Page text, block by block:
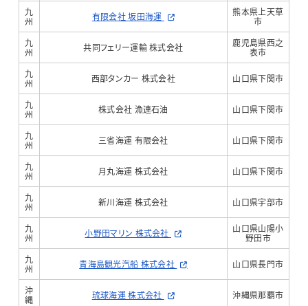
九
州
有限会社 坂田海運
熊本県上天草
市
九
州
共同フェリー運輸 株式会社
鹿児島県西之
表市
九
州
西部タンカー 株式会社 山口県下関市
九
州
株式会社 漁連石油 山口県下関市
九
州
三省海運 有限会社 山口県下関市
九
州
月丸海運 株式会社 山口県下関市
九
州
新川海運 株式会社 山口県宇部市
九
州
小野田マリン 株式会社
山口県山陽小
野田市
九
州
青海島観光汽船 株式会社 山口県長門市
沖
縄
琉球海運 株式会社 沖縄県那覇市